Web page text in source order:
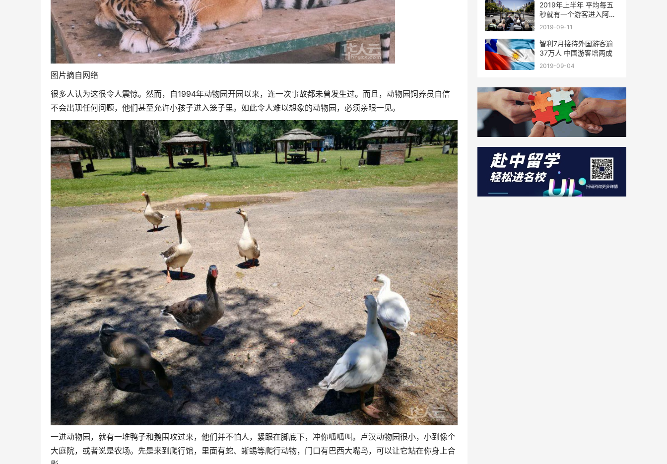
图片摘自网络
很多人认为这很令人震惊。然而，自1994年动物园开园以来，连一次事故都未曾发生过。而且，动物园饲养员自信
不会出现任何问题，他们甚至允许小孩子进入笼子里。如此令人难以想象的动物园，必须亲眼一见。
一进动物园，就有一堆鸭子和鹅围攻过来，他们并不怕人，紧跟在脚底下，冲你呱呱叫。卢汉动物园很小，小到像个
大庭院，或者说是农场。先是来到爬行馆，里面有蛇、蜥蜴等爬行动物，门口有巴西大嘴鸟，可以让它站在你身上合
2019年上半年 平均每五
秒就有一个游客进入阿根
廷
2019-09-11
智利7月接待外国游客逾
37万人 中国游客增两成
2019-09-04